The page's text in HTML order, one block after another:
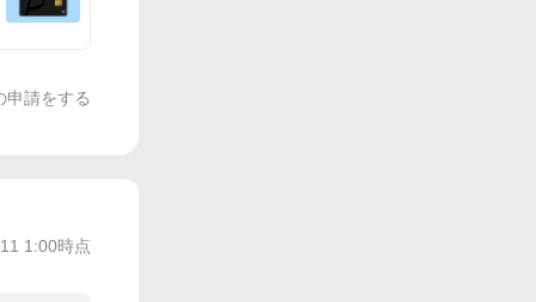
申請をする
1:00時点